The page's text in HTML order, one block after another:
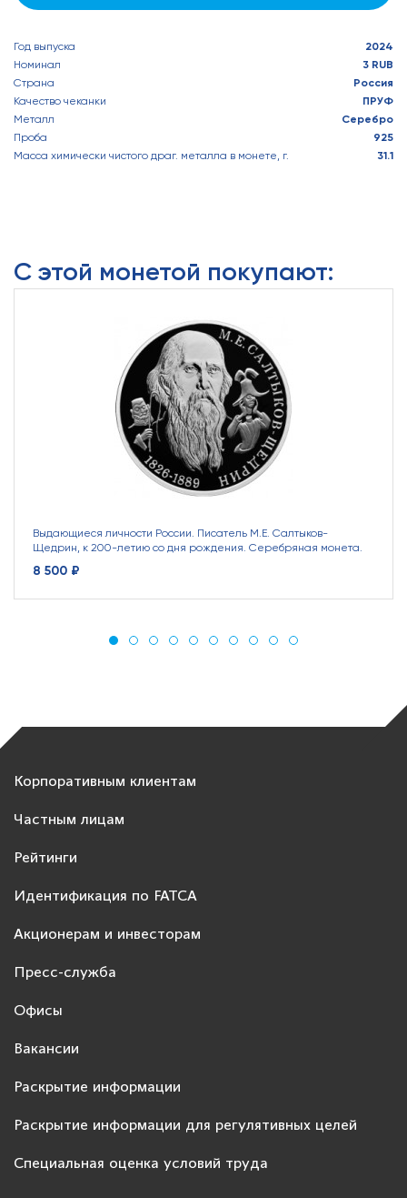
Год выпуска
2024
Номинал
3 RUB
Страна
Россия
Качество чеканки
ПРУФ
Металл
Серебро
Проба
925
Масса химически чистого драг. металла в монете, г.
31.1
С этой монетой покупают:
Выдающиеся личности России. Писатель М.Е. Салтыков-
Щедрин, к 200-летию со дня рождения. Серебряная монета.
8 500 ₽
Корпоративным клиентам
Частным лицам
Рейтинги
Идентификация по FATCA
Акционерам и инвесторам
Пресс-служба
Офисы
Вакансии
Раскрытие информации
Раскрытие информации для регулятивных целей
Специальная оценка условий труда